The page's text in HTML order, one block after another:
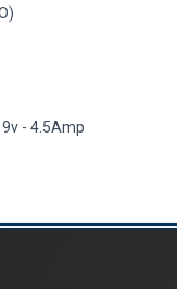
- 4.5Amp